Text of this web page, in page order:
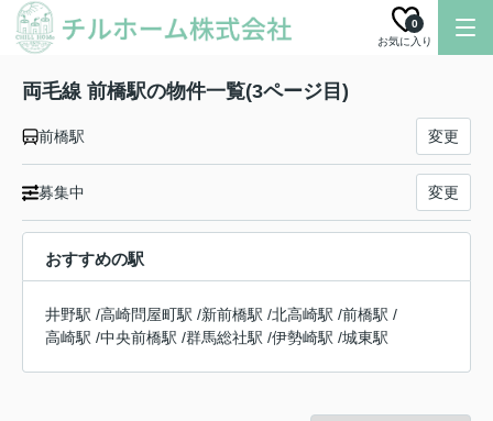
お気に入り
0
両毛線 前橋駅の物件一覧(3ページ目)
前橋駅 変更
募集中 変更
おすすめの駅
井野駅 /高崎問屋町駅 /新前橋駅 /北高崎駅 /前橋駅 /
高崎駅 /中央前橋駅 /群馬総社駅 /伊勢崎駅 /城東駅